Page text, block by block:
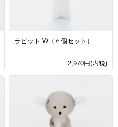
ラビット W（６個セット）
2,970円(内税)